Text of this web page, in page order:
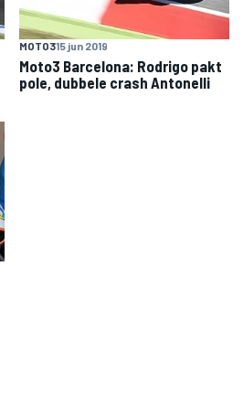
MOTO315 jun 2019
Moto3 Barcelona: Rodrigo pakt
pole, dubbele crash Antonelli